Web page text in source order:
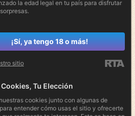
la edad legal en tu país para disfrutar
¡Sí, ya tengo 18 o más!
sitio
Tu Elección
cookies junto con algunas de
entender cómo usas el sitio y ofrecerte